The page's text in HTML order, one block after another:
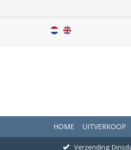
HOME UITVERKOOP
Verzending: